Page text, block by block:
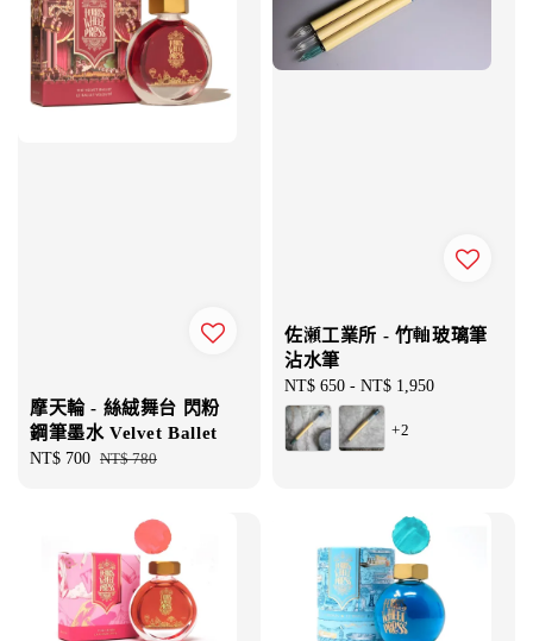
摩天輪 - 絲絨舞台 閃粉
鋼筆墨水 Velvet Ballet
Sale
NT$ 700 Regular
NT$ 780
佐瀬工業所 - 竹軸玻璃筆
沾水筆
Regular
price
NT$ 650 - NT$ 1,950
+2